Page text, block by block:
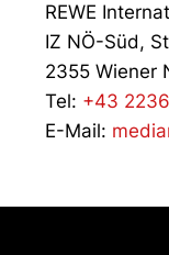
REWE
IZ NÖ-Süd,
2355 Wiener
Tel: +43
E-Mail: